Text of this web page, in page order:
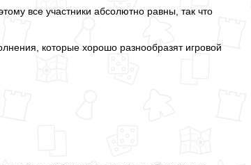
все участники абсолютно равны, так что
которые хорошо разнообразят игровой